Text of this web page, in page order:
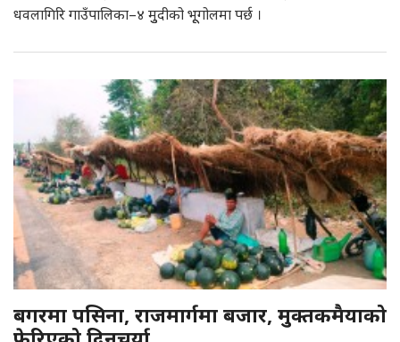
धवलागिरि गाउँपालिका–४ मुुदीको भूूगोलमा पर्छ ।
बगरमा पसिना, राजमार्गमा बजार, मुक्तकमैयाको